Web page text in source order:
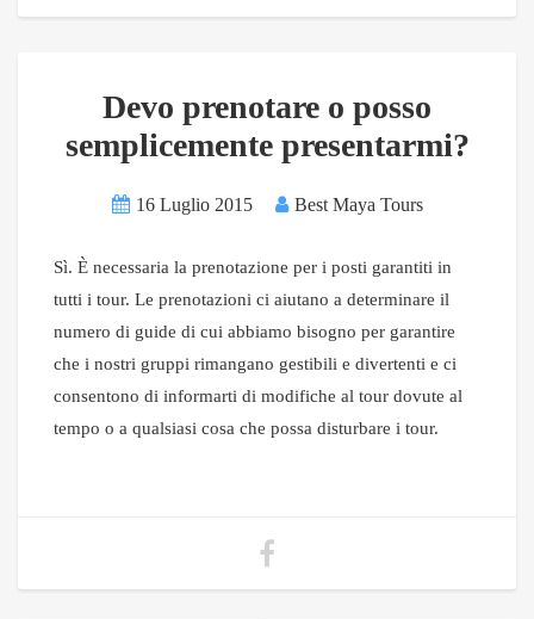
Devo prenotare o posso
semplicemente presentarmi?
16 Luglio 2015 Best Maya Tours
Sì. È necessaria la prenotazione per i posti garantiti in
tutti i tour. Le prenotazioni ci aiutano a determinare il
numero di guide di cui abbiamo bisogno per garantire
che i nostri gruppi rimangano gestibili e divertenti e ci
consentono di informarti di modifiche al tour dovute al
tempo o a qualsiasi cosa che possa disturbare i tour.